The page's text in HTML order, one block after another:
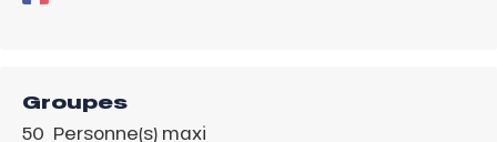
Groupes
50 Personne(s) maxi